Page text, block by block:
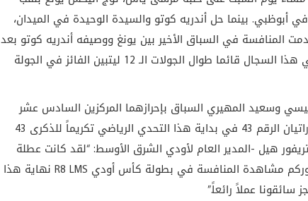
أبوظبي. بينما حل أندريه كوتو والسيدة الوحيدة في الميدان،
المنافسة في السباق الأخير بين يونغ ووصيفه أندريه كوتو بعد
تبادل الصدارة فيما بينهما عدة مرات. حيث بقي هذا السجال قائما طوال الجولات الـ 12 ليتبين الفائز في الجولة
وسعيد المهيري السباق بإحرازهما المركزين السادس عشر
والثامن على التوالي. وقد اتخذ السائقان الإماراتيان الرقم 43 في بداية هذا التحدي الرياضي تكريماً للذكرى 43
هيل -المدير العام لأودي الشرق الأوسط: “لقد كانت عطلة
نهاية أسبوع رائعة مع هذا السباق. كان بمقدوركم مشاهدة المنافسة في بطولة كأس أودي R8 LMS نهاية هذا
عملاً رائعاً.”